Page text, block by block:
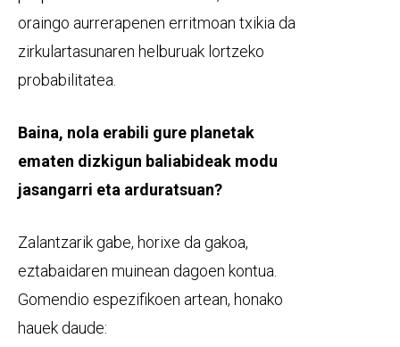
oraingo aurrerapenen erritmoan txikia da
zirkulartasunaren helburuak lortzeko
probabilitatea.
Baina, nola erabili gure planetak
ematen dizkigun baliabideak modu
jasangarri eta arduratsuan?
Zalantzarik gabe, horixe da gakoa,
eztabaidaren muinean dagoen kontua.
Gomendio espezifikoen artean, honako
hauek daude: